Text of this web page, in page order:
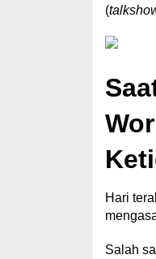
(
Hari
Salah